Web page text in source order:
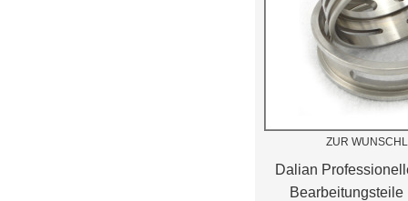
ZUR
Dalian
Bearbeitungsteile